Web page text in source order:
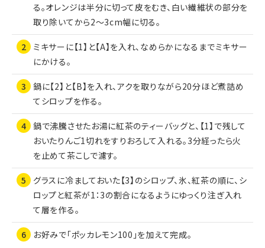
る。オレンジは半分に切って皮をむき、白い繊維状の部分を
取り除いてから2～3cm幅に切る。
ミキサーに【1】と【A】を入れ、なめらかになるまでミキサー
にかける。
鍋に【2】と【B】を入れ、アクを取りながら20分ほど煮詰め
てシロップを作る。
鍋で沸騰させたお湯に紅茶のティーバッグと、【1】で残して
おいたりんご1切れをすりおろして入れる。3分経ったら火
を止めて茶こしで濾す。
グラスに冷ましておいた【3】のシロップ、氷、紅茶の順に、シ
ロップと紅茶が1：3の割合になるようにゆっくり注ぎ入れ
て層を作る。
お好みで「ポッカレモン100」を加えて完成。